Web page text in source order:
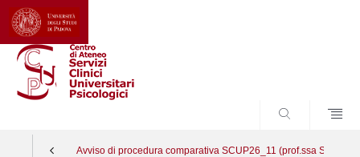
Avviso di procedura comparativa SCUP26_11 (prof.ssa